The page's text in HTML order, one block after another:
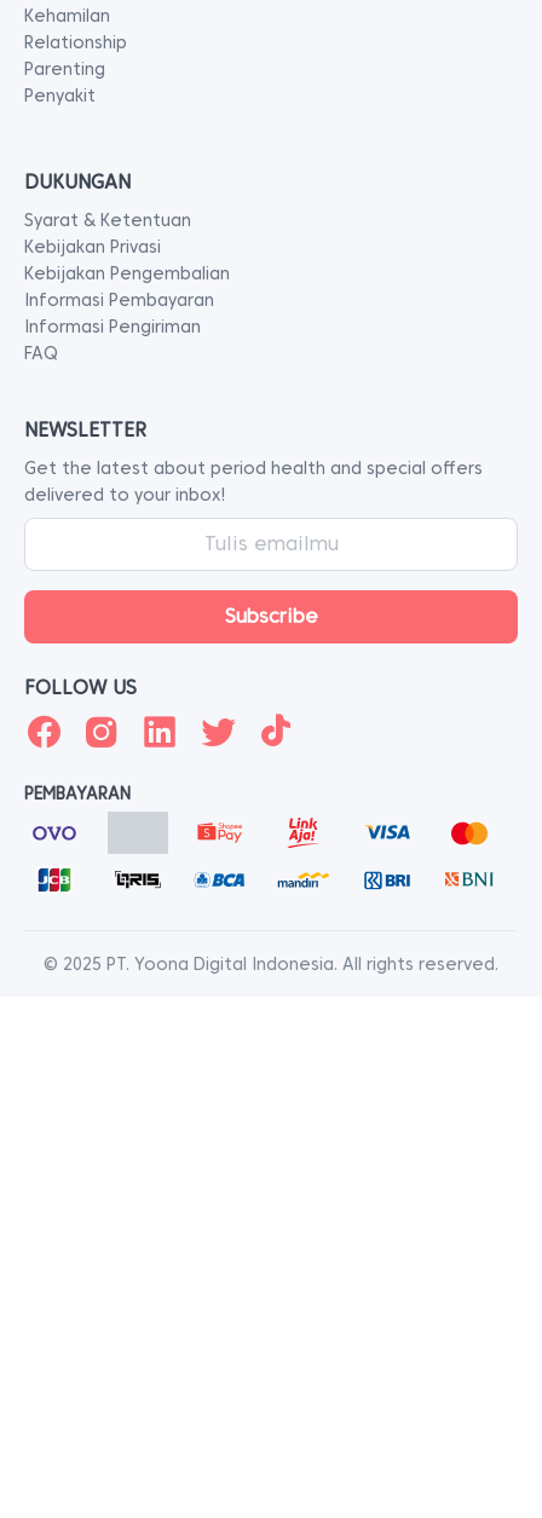
Kehamilan
Relationship
Parenting
Penyakit
DUKUNGAN
Syarat & Ketentuan
Kebijakan Privasi
Kebijakan Pengembalian
Informasi Pembayaran
Informasi Pengiriman
FAQ
NEWSLETTER
Get the latest about period health and special offers
delivered to your inbox!
FOLLOW US
PEMBAYARAN
© 2025 PT. Yoona Digital Indonesia. All rights reserved.